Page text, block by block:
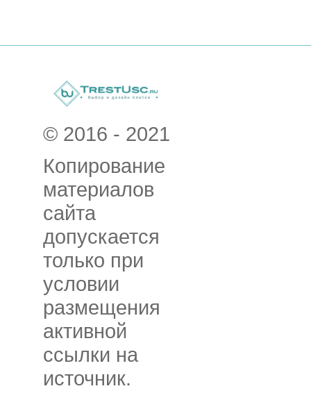
© 2016 - 2021
Копирование
материалов
сайта
допускается
только при
условии
размещения
активной
ссылки на
источник.